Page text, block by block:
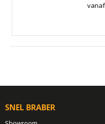
vanaf
SNEL BRABER